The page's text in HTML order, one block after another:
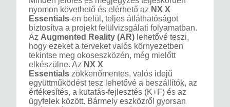
nyomon követhető és elérhető az NX X
Essentials-en belül, teljes átláthatóságot
biztosítva a projekt felülvizsgálati folyamatban.
Az Augmented Reality (AR) lehetővé teszi,
hogy ezeket a terveket valós környezetben
tekintse meg okoseszközén, még mielőtt
elkészülne. Az NX X
Essentials zökkenőmentes, valós idejű
együttműködést tesz lehetővé a beszállítók, az
értékesítés, a kutatás-fejlesztés (K+F) és az
ügyfelek között. Bármely eszközről gyorsan